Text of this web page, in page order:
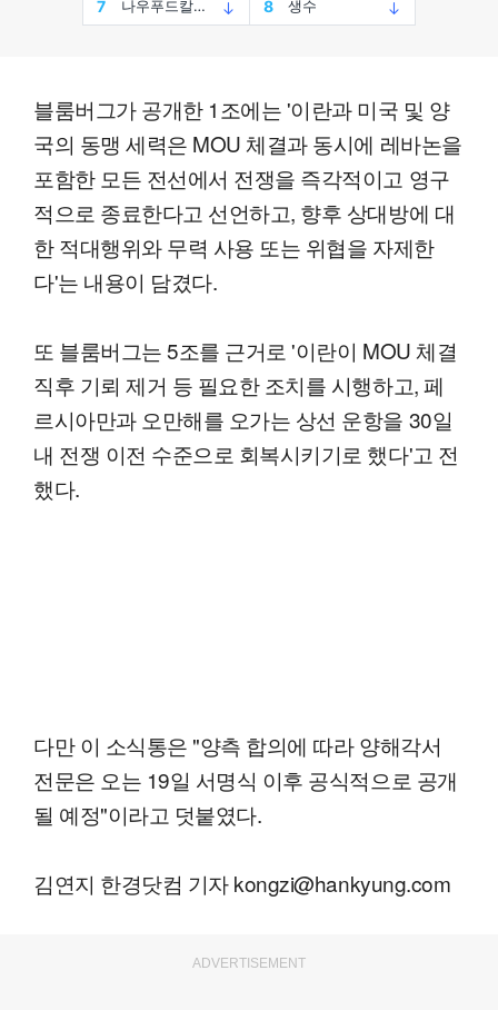
블룸버그가 공개한 1조에는 '이란과 미국 및 양
국의 동맹 세력은 MOU 체결과 동시에 레바논을
포함한 모든 전선에서 전쟁을 즉각적이고 영구
적으로 종료한다고 선언하고, 향후 상대방에 대
한 적대행위와 무력 사용 또는 위협을 자제한
다'는 내용이 담겼다.
또 블룸버그는 5조를 근거로 '이란이 MOU 체결
직후 기뢰 제거 등 필요한 조치를 시행하고, 페
르시아만과 오만해를 오가는 상선 운항을 30일
내 전쟁 이전 수준으로 회복시키기로 했다'고 전
했다.
다만 이 소식통은 "양측 합의에 따라 양해각서
전문은 오는 19일 서명식 이후 공식적으로 공개
될 예정"이라고 덧붙였다.
김연지 한경닷컴 기자 kongzi@hankyung.com
ADVERTISEMENT